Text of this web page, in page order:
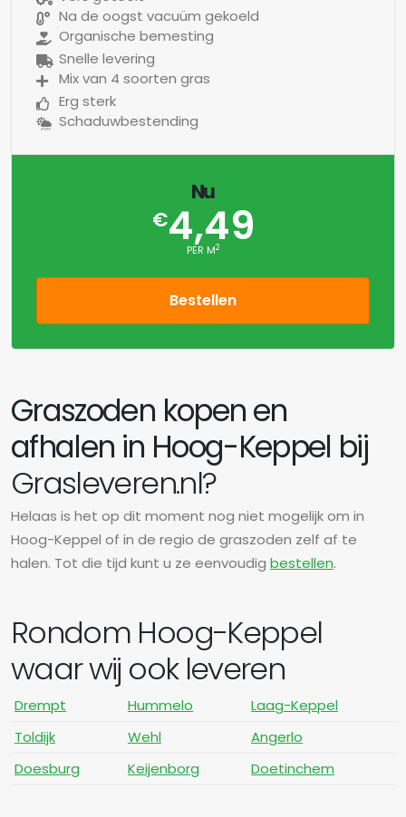
Na de oogst vacuüm gekoeld
Organische bemesting
Snelle levering
Mix van 4 soorten gras
Erg sterk
Schaduwbestending
Nu
€4,49
PER M2
Bestellen
Graszoden kopen en
afhalen in Hoog-Keppel bij
Grasleveren.nl?
Helaas is het op dit moment nog niet mogelijk om in
Hoog-Keppel of in de regio de graszoden zelf af te
halen. Tot die tijd kunt u ze eenvoudig bestellen.
Rondom Hoog-Keppel
waar wij ook leveren
Drempt Hummelo
Laag-Keppel
Toldijk
Wehl
Angerlo
Doesburg
Keijenborg Doetinchem